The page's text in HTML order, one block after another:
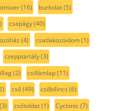
(16) burkolat(5)
csapágy(40)
(4) csatlakozóidom(1)
csepptartály(3)
(2) csillámlap(11)
cső(49) csőbilincs (6)
(3) csőtoldat(1) Cyclonic(7)